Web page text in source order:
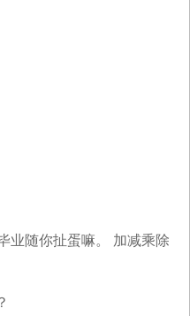
业随你扯蛋嘛。 加减乘除